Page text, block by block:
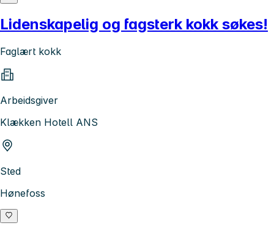
Lidenskapelig og fagsterk kokk søkes!
Faglært kokk
Arbeidsgiver
Klækken Hotell ANS
Sted
Hønefoss